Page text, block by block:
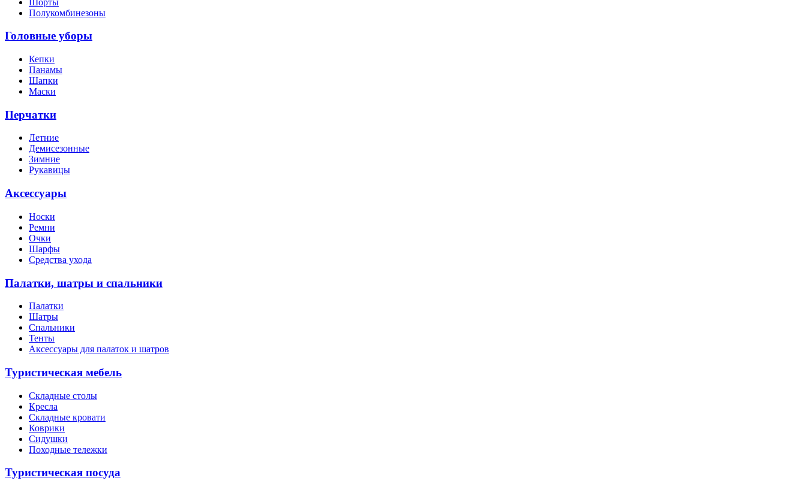
Полукомбинезоны
Головные уборы
Кепки
Панамы
Шапки
Маски
Перчатки
Летние
Демисезонные
Зимние
Рукавицы
Аксессуары
Носки
Ремни
Очки
Шарфы
Средства ухода
Палатки, шатры и спальники
Палатки
Шатры
Спальники
Тенты
Аксессуары для палаток и шатров
Туристическая мебель
Складные столы
Кресла
Складные кровати
Коврики
Сидушки
Походные тележки
Туристическая посуда